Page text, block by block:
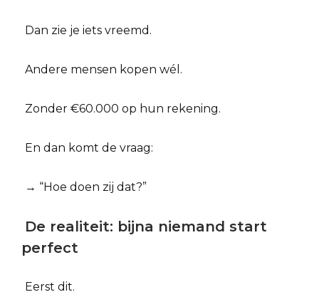
Dan zie je iets vreemd.
Andere mensen kopen wél.
Zonder €60.000 op hun rekening.
En dan komt de vraag:
→ “Hoe doen zij dat?”
De realiteit: bijna niemand start
perfect
Eerst dit.